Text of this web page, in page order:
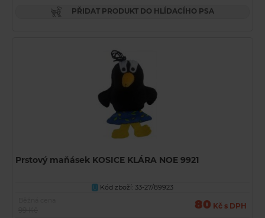
PŘIDAT PRODUKT DO HLÍDACÍHO PSA
Prstový maňásek KOSICE KLÁRA NOE 9921
U
Kód zboží: 33-27/89923
80 Kč s DPH